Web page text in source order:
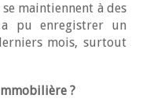
maintiennent à des
pu enregistrer un
mois, surtout
?